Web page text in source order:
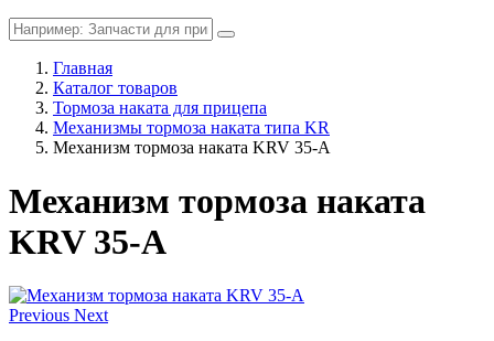
Главная
Каталог товаров
Тормоза наката для прицепа
Механизмы тормоза наката типа KR
Механизм тормоза наката KRV 35-A
Механизм тормоза наката
KRV 35-A
Previous Next